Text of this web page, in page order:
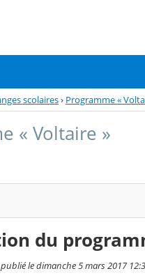
scolaires› Programme «
« Voltaire »
du
le dimanche 5 mars 2017